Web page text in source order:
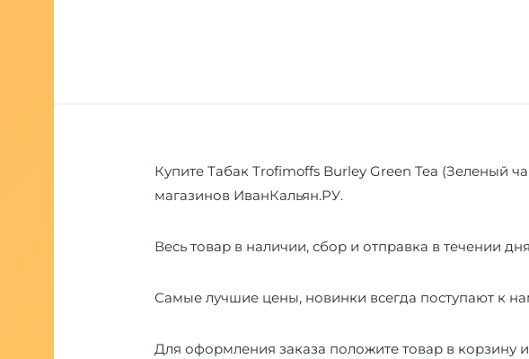
Купите Табак Trofimoffs Burley Green Tea (Зеленый
магазинов ИванКальян.РУ.
Весь товар в наличии, сбор и отправка в течении
Самые лучшие цены, новинки всегда поступают к
Для оформления заказа положите товар в корзину